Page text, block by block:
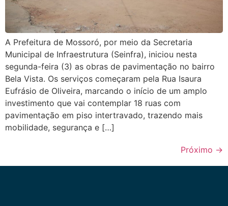
A Prefeitura de Mossoró, por meio da Secretaria
Municipal de Infraestrutura (Seinfra), iniciou nesta
segunda-feira (3) as obras de pavimentação no bairro
Bela Vista. Os serviços começaram pela Rua Isaura
Eufrásio de Oliveira, marcando o início de um amplo
investimento que vai contemplar 18 ruas com
pavimentação em piso intertravado, trazendo mais
mobilidade, segurança e […]
Próximo →